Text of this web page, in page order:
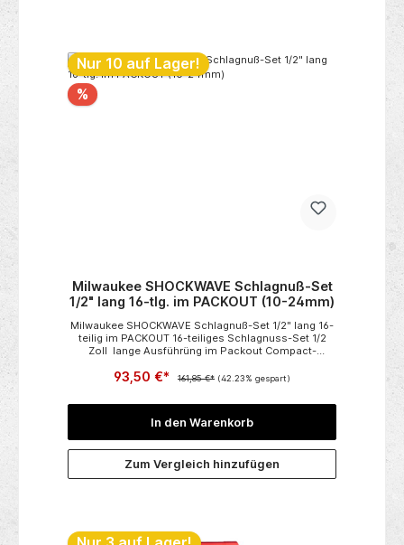
Nur 10 auf Lager!
%
Milwaukee SHOCKWAVE Schlagnuß-Set
1/2" lang 16-tlg. im PACKOUT (10-24mm)
Milwaukee SHOCKWAVE Schlagnuß-Set 1/2" lang 16-
teilig im PACKOUT 16-teiliges Schlagnuss-Set 1/2
Zoll lange Ausführüng im Packout Compact-
Shockwave Schlagnüsse ca. 75 mm langdavon je 1
/ 22 / 23 / 24 mm 1 Stück Shockwave Verlängerung
93,50 €* 161,85 €* (42.23% gespart)
In den Warenkorb
Zum Vergleich hinzufügen